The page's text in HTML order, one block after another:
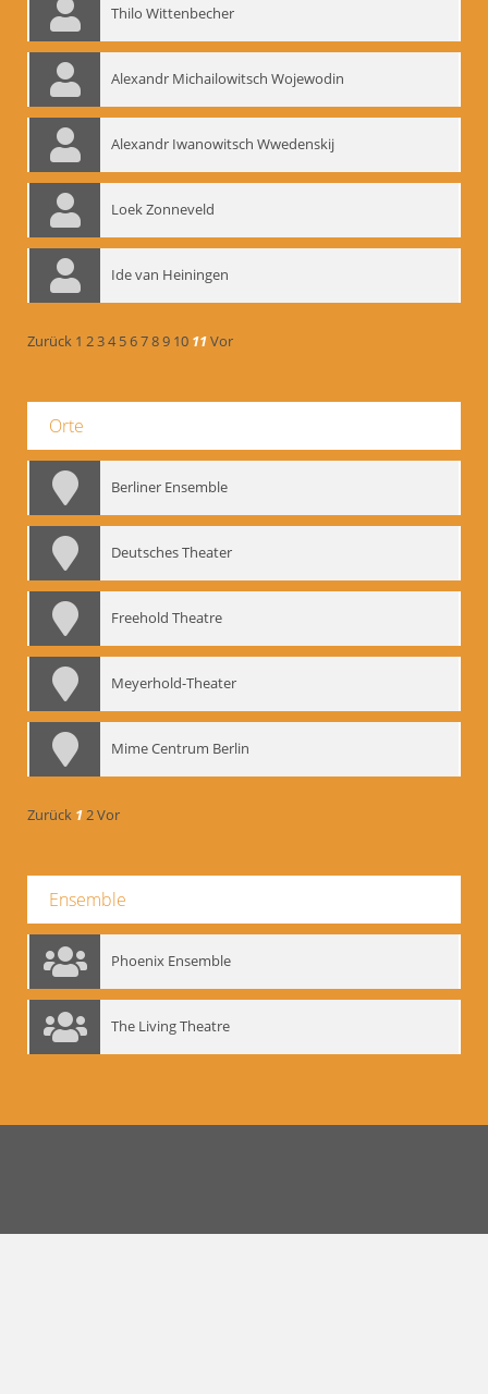
Thilo Wittenbecher
Alexandr Michailowitsch Wojewodin
Alexandr Iwanowitsch Wwedenskij
Loek Zonneveld
Ide van Heiningen
Zurück 1 234 56789 10 11Vor
Orte
Berliner Ensemble
Deutsches Theater
Freehold Theatre
Meyerhold-Theater
Mime Centrum Berlin
Zurück 12Vor
Ensemble
Phoenix Ensemble
The Living Theatre